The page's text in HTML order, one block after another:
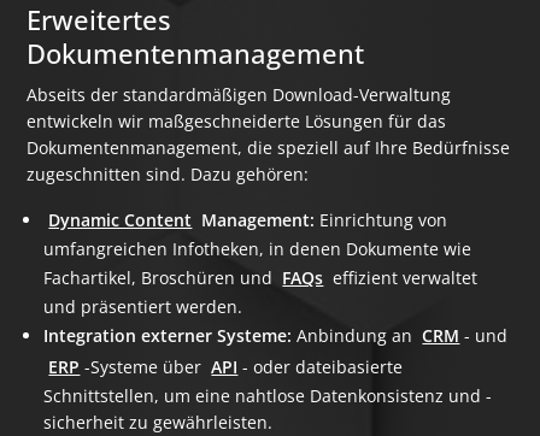
Erweitertes
Dokumentenmanagement
Abseits der standardmäßigen Download-Verwaltung
entwickeln wir maßgeschneiderte Lösungen für das
Dokumentenmanagement, die speziell auf Ihre Bedürfnisse
zugeschnitten sind. Dazu gehören:
Dynamic Content Management: Einrichtung von
umfangreichen Infotheken, in denen Dokumente wie
Fachartikel, Broschüren und FAQs effizient verwaltet
und präsentiert werden.
Integration externer Systeme: Anbindung an CRM - und
ERP -Systeme über API - oder dateibasierte
Schnittstellen, um eine nahtlose Datenkonsistenz und -
sicherheit zu gewährleisten.